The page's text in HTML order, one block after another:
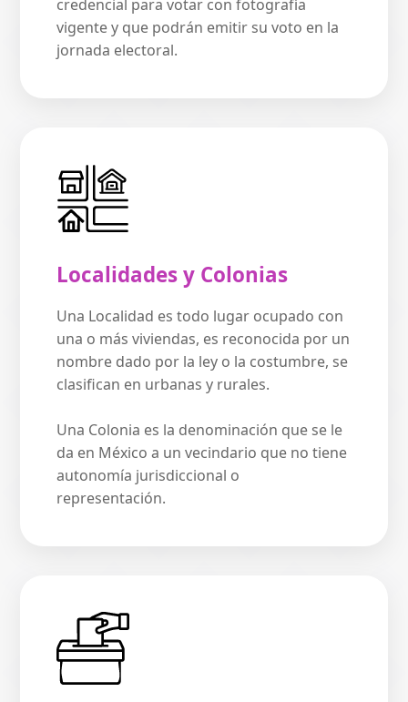
credencial para votar con fotografía
vigente y que podrán emitir su voto en la
jornada electoral.
Localidades y Colonias
Una Localidad es todo lugar ocupado con
una o más viviendas, es reconocida por un
nombre dado por la ley o la costumbre, se
clasifican en urbanas y rurales.
Una Colonia es la denominación que se le
da en México a un vecindario que no tiene
autonomía jurisdiccional o
representación.